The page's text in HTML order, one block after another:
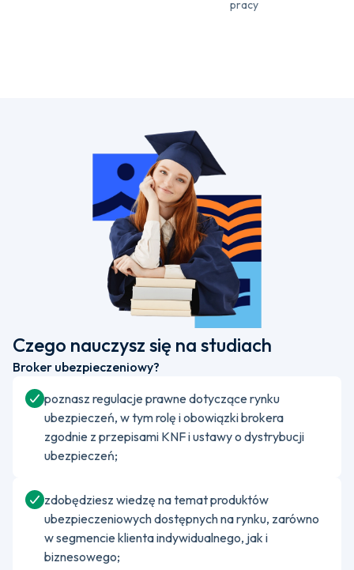
pracy
Czego nauczysz się na studiach
Broker ubezpieczeniowy?
poznasz regulacje prawne dotyczące rynku
ubezpieczeń, w tym rolę i obowiązki brokera
zgodnie z przepisami KNF i ustawy o dystrybucji
ubezpieczeń;
zdobędziesz wiedzę na temat produktów
ubezpieczeniowych dostępnych na rynku, zarówno
w segmencie klienta indywidualnego, jak i
biznesowego;